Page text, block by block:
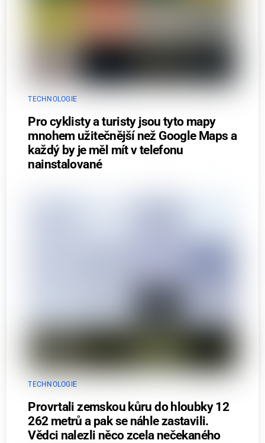
TECHNOLOGIE
Pro cyklisty a turisty jsou tyto mapy
mnohem užitečnější než Google Maps a
každý by je měl mít v telefonu
nainstalované
TECHNOLOGIE
Provrtali zemskou kůru do hloubky 12
262 metrů a pak se náhle zastavili.
Vědci nalezli něco zcela nečekaného